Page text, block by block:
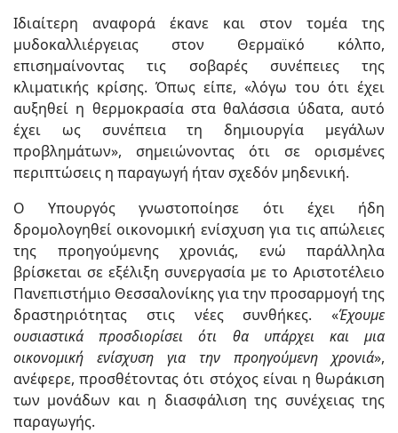
Ιδιαίτερη αναφορά έκανε και στον τομέα της
μυδοκαλλιέργειας στον Θερμαϊκό κόλπο,
επισημαίνοντας τις σοβαρές συνέπειες της
κλιματικής κρίσης. Όπως είπε, «λόγω του ότι έχει
αυξηθεί η θερμοκρασία στα θαλάσσια ύδατα, αυτό
έχει ως συνέπεια τη δημιουργία μεγάλων
προβλημάτων», σημειώνοντας ότι σε ορισμένες
περιπτώσεις η παραγωγή ήταν σχεδόν μηδενική.
Ο Υπουργός γνωστοποίησε ότι έχει ήδη
δρομολογηθεί οικονομική ενίσχυση για τις απώλειες
της προηγούμενης χρονιάς, ενώ παράλληλα
βρίσκεται σε εξέλιξη συνεργασία με το Αριστοτέλειο
Πανεπιστήμιο Θεσσαλονίκης για την προσαρμογή της
δραστηριότητας στις νέες συνθήκες. «Έχουμε
ουσιαστικά προσδιορίσει ότι θα υπάρχει και μια
οικονομική ενίσχυση για την προηγούμενη χρονιά»,
ανέφερε, προσθέτοντας ότι στόχος είναι η θωράκιση
των μονάδων και η διασφάλιση της συνέχειας της
παραγωγής.